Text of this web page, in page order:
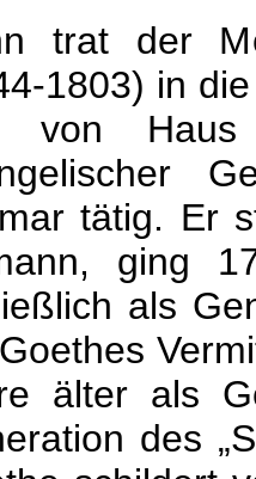
trat der
1803) in
von
tätig. Er
ging
als
älter als
des